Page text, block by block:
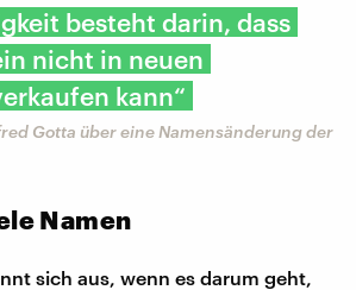
besteht darin, dass
nicht in neuen
kann“
Gotta über eine Namensänderung der
Namen
sich aus, wenn es darum geht,